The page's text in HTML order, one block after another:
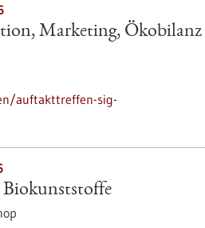
Marketing, Ökobilanz
auftakttreffen-sig-